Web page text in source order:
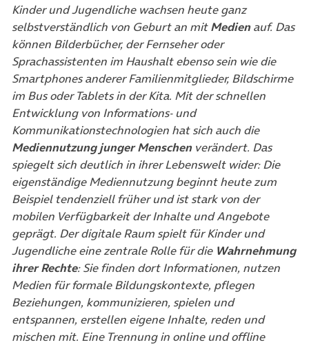
Kinder und Jugendliche wachsen heute ganz
selbstverständlich von Geburt an mitMedienauf. Das
können Bilderbücher, der Fernseher oder
Sprachassistenten im Haushalt ebenso sein wie die
Smartphones anderer Familienmitglieder, Bildschirme
im Bus oder Tablets in der Kita. Mit der schnellen
Entwicklung von Informations- und
Kommunikationstechnologien hat sich auch die
Mediennutzung junger Menschenverändert. Das
spiegelt sich deutlich in ihrer Lebenswelt wider: Die
eigenständige Mediennutzung beginnt heute zum
Beispiel tendenziell früher und ist stark von der
mobilen Verfügbarkeit der Inhalte und Angebote
geprägt. Der digitale Raum spielt für Kinder und
Jugendliche eine zentrale Rolle für die Wahrnehmung
ihrer Rechte: Sie finden dort Informationen, nutzen
Medien für formale Bildungskontexte, pflegen
Beziehungen, kommunizieren, spielen und
entspannen, erstellen eigene Inhalte, reden und
mischen mit. Eine Trennung in online und offline